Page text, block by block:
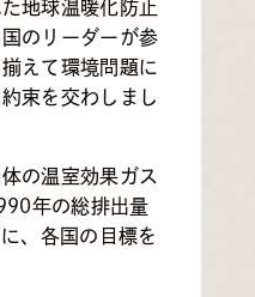
地球温暖化防止
のリーダーが参
えて環境問題に
束を交わしまし
の温室効果ガス
年の総排出量
、各国の目標を